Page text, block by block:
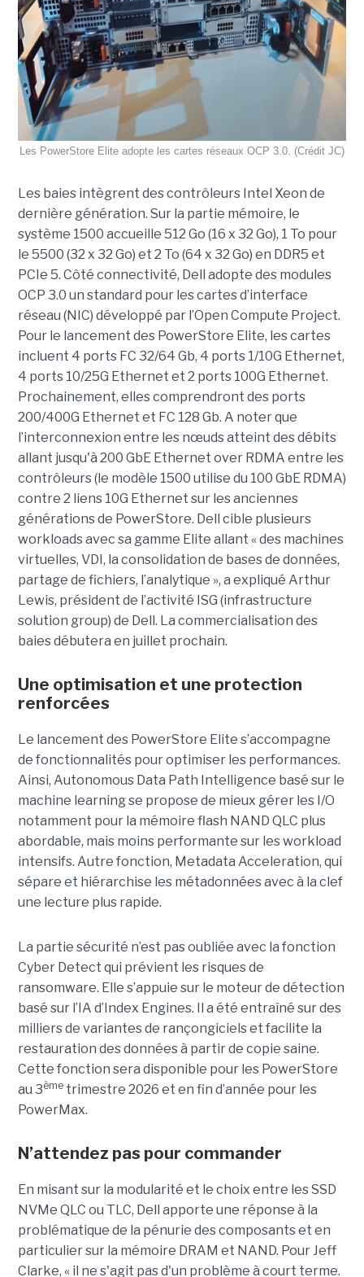
Les PowerStore Elite adopte les cartes réseaux OCP 3.0. (Crédit JC)
Les baies intègrent des contrôleurs Intel Xeon de
dernière génération. Sur la partie mémoire, le
système 1500 accueille 512 Go (16 x 32 Go), 1 To pour
le 5500 (32 x 32 Go) et 2 To (64 x 32 Go) en DDR5 et
PCIe 5. Côté connectivité, Dell adopte des modules
OCP 3.0 un standard pour les cartes d’interface
réseau (NIC) développé par l’Open Compute Project.
Pour le lancement des PowerStore Elite, les cartes
incluent 4 ports FC 32/64 Gb, 4 ports 1/10G Ethernet,
4 ports 10/25G Ethernet et 2 ports 100G Ethernet.
Prochainement, elles comprendront des ports
200/400G Ethernet et FC 128 Gb. A noter que
l’interconnexion entre les nœuds atteint des débits
allant jusqu'à 200 GbE Ethernet over RDMA entre les
contrôleurs (le modèle 1500 utilise du 100 GbE RDMA)
contre 2 liens 10G Ethernet sur les anciennes
générations de PowerStore. Dell cible plusieurs
workloads avec sa gamme Elite allant « des machines
virtuelles, VDI, la consolidation de bases de données,
partage de fichiers, l’analytique », a expliqué Arthur
Lewis, président de l’activité ISG (infrastructure
solution group) de Dell. La commercialisation des
baies débutera en juillet prochain.
Une optimisation et une protection
renforcées
Le lancement des PowerStore Elite s’accompagne
de fonctionnalités pour optimiser les performances.
Ainsi, Autonomous Data Path Intelligence basé sur le
machine learning se propose de mieux gérer les I/O
notamment pour la mémoire flash NAND QLC plus
abordable, mais moins performante sur les workload
intensifs. Autre fonction, Metadata Acceleration, qui
sépare et hiérarchise les métadonnées avec à la clef
une lecture plus rapide.
La partie sécurité n’est pas oubliée avec la fonction
Cyber Detect qui prévient les risques de
ransomware. Elle s’appuie sur le moteur de détection
basé sur l’IA d’Index Engines. Il a été entraîné sur des
milliers de variantes de rançongiciels et facilite la
restauration des données à partir de copie saine.
Cette fonction sera disponible pour les PowerStore
au 3èmetrimestre 2026 et en fin d’année pour les
PowerMax.
N’attendez pas pour commander
En misant sur la modularité et le choix entre les SSD
NVMe QLC ou TLC, Dell apporte une réponse à la
problématique de la pénurie des composants et en
particulier sur la mémoire DRAM et NAND. Pour Jeff
Clarke, « il ne s'agit pas d'un problème à court terme.